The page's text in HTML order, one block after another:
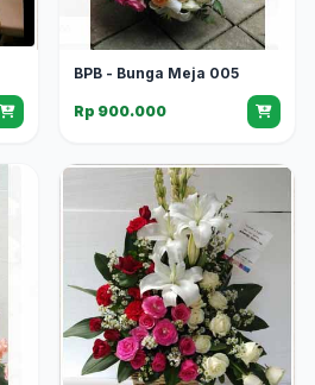
BPB - Bunga Meja 005
Rp 900.000